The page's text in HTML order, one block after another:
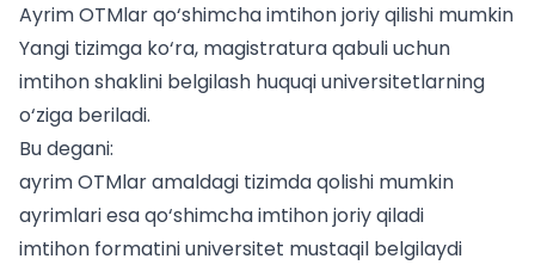
Ayrim OTMlar qo‘shimcha imtihon joriy qilishi mumkin
Yangi tizimga ko‘ra, magistratura qabuli uchun
imtihon shaklini belgilash huquqi universitetlarning
o‘ziga beriladi.
Bu degani:
ayrim OTMlar amaldagi tizimda qolishi mumkin
ayrimlari esa qo‘shimcha imtihon joriy qiladi
imtihon formatini universitet mustaqil belgilaydi